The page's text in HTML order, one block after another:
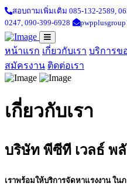
สอบถามเพิ่มเติม 085-132-2589,
0247, 090-399-6928
หน้าแรก เกี่ยวกับเรา บริการข
สมัครงาน ติดต่อเรา
เกี่ยวกับเรา
บริษัท พีซีที เวลธ์ พ
เราพร้อมให้บริการจัดหาแรงงาน ใ